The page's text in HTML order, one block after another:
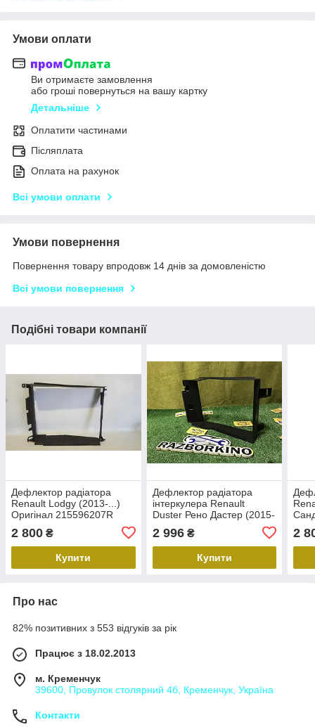
Умови оплати
Ви отримаєте замовлення
або гроші повернуться на вашу картку
Детальніше
Оплатити частинами
Післяплата
Оплата на рахунок
Всі умови оплати
Умови повернення
Повернення товару впродовж 14 днів за домовленістю
Всі умови повернення
Подібні товари компанії
Дефлектор радіатора
Renault Lodgy (2013-...)
Оригінал 215596207R
2 800 ₴
Купити
Дефлектор радіатора
інтеркулера Renault
Duster Рено Дастер (2015-
215592385R
2 996₴
Купити
2
Про нас
82% позитивних з 553 відгуків за рік
Працює з 18.02.2013
м. Кременчук
39600, Провулок столярний 4б, Кременчук, Україна
Контакти